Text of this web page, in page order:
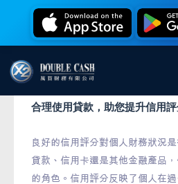
合理使用貸款，助您提升信用
良好的信用評分對個人財務狀況
貸款、信用卡還是其他金融產品
的角色。信用評分反映了個人在